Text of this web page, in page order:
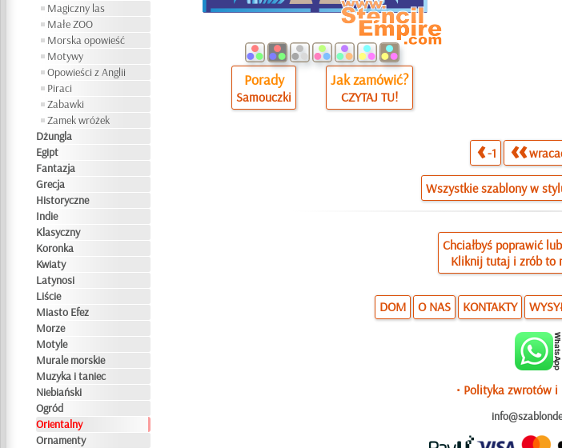
Magiczny las
Małe ZOO
Morska opowieść
Motywy
Opowieści z Anglii
Piraci
Zabawki
Zamek wróżek
Dżungla
Egipt
Fantazja
Grecja
Historyczne
Indie
Klasyczny
Koronka
Kwiaty
Latynosi
Liście
Miasto Efez
Morze
Motyle
Murale morskie
Muzyka i taniec
Niebiański
Ogród
Orientalny
Ornamenty
Porady
Samouczki
Jak zamówić?
CZYTAJ TU!
-1
Wszystkie szablony w
Chciałbyś poprawić
Kliknij tutaj i zrób to
DOM O NAS KONTAKTY
• Polityka zwrotów i